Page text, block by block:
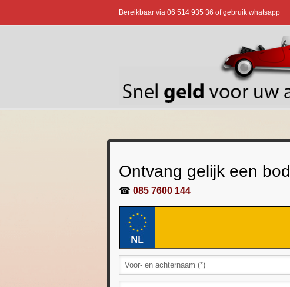
Bereikbaar via 06 514 935 36 of gebruik whatsapp
Ontvang gelijk een bod
☎ 085 7600 144